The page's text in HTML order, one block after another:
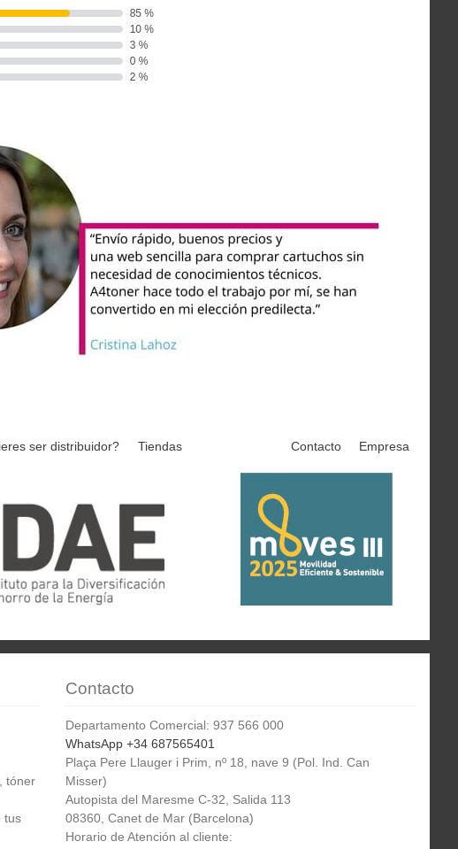
ser distribuidor? Tiendas Contacto Empresa
tóner
tus
Contacto
Departamento Comercial: 937 566 000
WhatsApp +34 687565401
Plaça Pere Llauger i Prim, nº 18, nave 9 (Pol. Ind. Can
Misser)
Autopista del Maresme C-32, Salida 113
08360, Canet de Mar (Barcelona)
Horario de Atención al cliente: